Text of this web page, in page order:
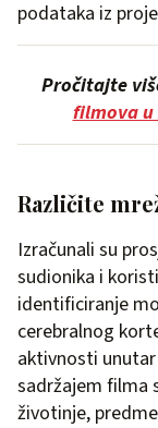
podataka iz
Pročitajte
filmova u
Različite
Izračunali su
sudionika i
identificiranje
cerebralnog
aktivnosti
sadržajem filma
životinje,